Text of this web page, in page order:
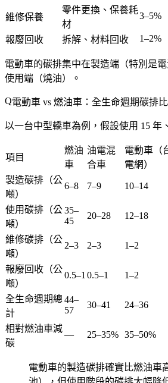
維修保養
零件更換、保養耗
材
3–5%
報廢回收 拆解、材料回收 1–2%
電動車的碳排集中在製造端（特別是
使用端（燒油）。
電動車 vs 燃油車：全生命週期碳排
以一台中型轎車為例，假設使用 15 年
項目
燃油
車
油電混
合車
電動車（
電網）
製造碳排（公
噸）
6–8 7–9 10–14
使用碳排（公
噸）
35–
45
20–28 12–18
維修碳排（公
噸）
2–3 2–3 1–2
報廢回收（公
噸）
0.5–1 0.5–1 1–2
全生命週期總
計
44–
57
30–41 24–36
相對燃油車減
碳
— 25–35% 35–50%
電動車的製造碳排確實比燃油車